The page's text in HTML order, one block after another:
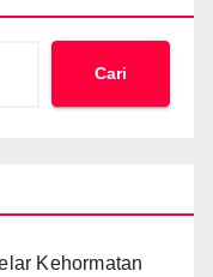
Cari
Kehormatan